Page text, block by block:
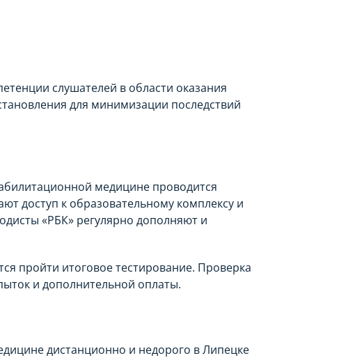
слушателей в области оказания
для минимизации последствий
медицине проводится
доступ к образовательному комплексу и
«РБК» регулярно дополняют и
пройти итоговое тестирование. Проверка
и дополнительной оплаты.
дистанционно и недорого в Липецке